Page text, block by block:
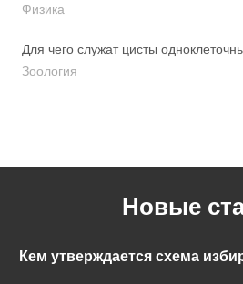
Физика
Для чего служат цисты
Зоология
Новые
Кем утверждается схема